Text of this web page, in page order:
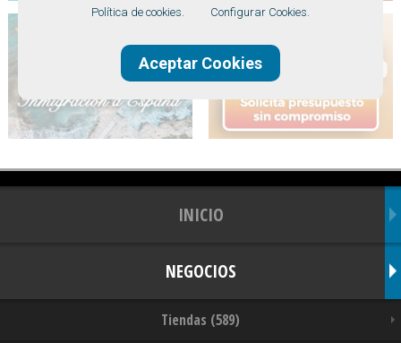
INICIO
NEGOCIOS
Tiendas (589)
Política de cookies.
Configurar Cookies.
Aceptar Cookies